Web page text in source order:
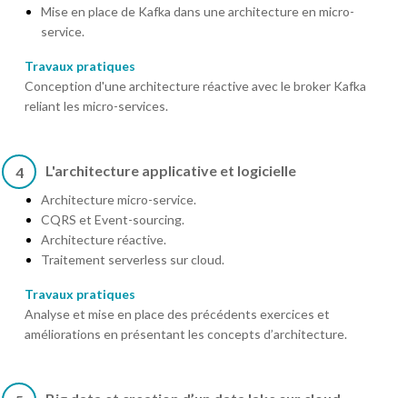
Mise en place de Kafka dans une architecture en micro-
service.
Travaux pratiques
Conception d'une architecture réactive avec le broker Kafka
reliant les micro-services.
4 L'architecture applicative et logicielle
Architecture micro-service.
CQRS et Event-sourcing.
Architecture réactive.
Traitement serverless sur cloud.
Travaux pratiques
Analyse et mise en place des précédents exercices et
améliorations en présentant les concepts d’architecture.